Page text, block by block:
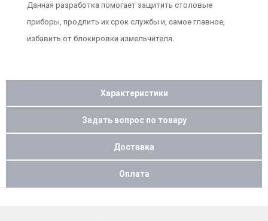
Данная разработка помогает защитить столовые
приборы, продлить их срок службы и, самое главное,
избавить от блокировки измельчителя.
Характеристики
Задать вопрос по товару
Доставка
Оплата